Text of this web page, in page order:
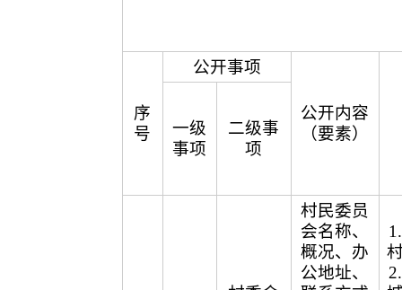
序
号
公开事项
公开内容
（要素）
一级
事项
二级事
项
村民委员
会名称、
概况、办
公地址、